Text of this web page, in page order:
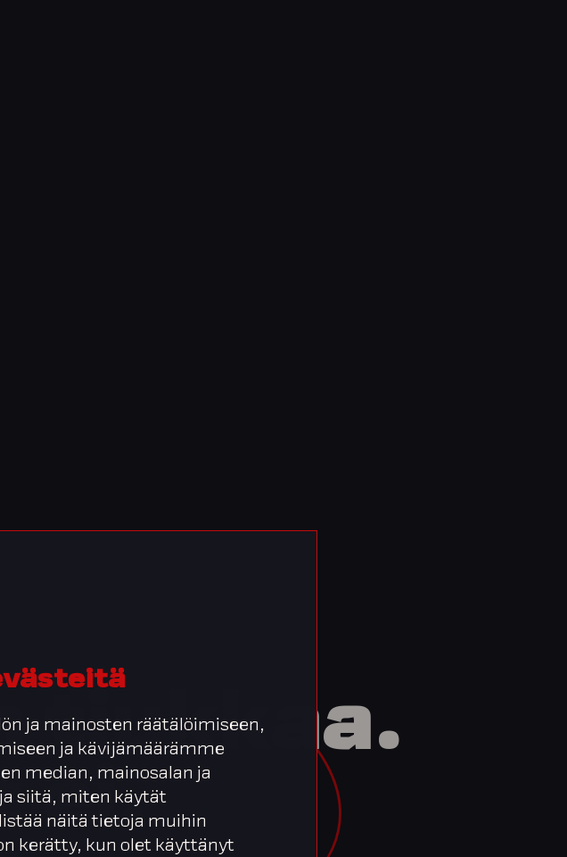
ja mainosten räätälöimiseen,
ja kävijämäärämme
median, mainosalan ja
siitä, miten käytät
näitä tietoja muihin
kerätty, kun olet käyttänyt
tiukkaa.
ei.